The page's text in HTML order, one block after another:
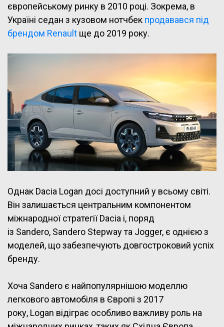
європейському ринку в 2010 році. Зокрема, в
Україні седан з кузовом нотчбек продавався під
брендом Renault ще до 2019 року.
Однак Dacia Logan досі доступний у всьому світі.
Він залишається центральним компонентом
міжнародної стратегії Dacia і, поряд
із Sandero, Sandero Stepway та Jogger, є однією з
моделей, що забезпечують довгостроковий успіх
бренду.
Хоча Sandero є найпопулярнішою моделлю
легкового автомобіля в Європі з 2017
року, Logan відіграє особливо важливу роль на